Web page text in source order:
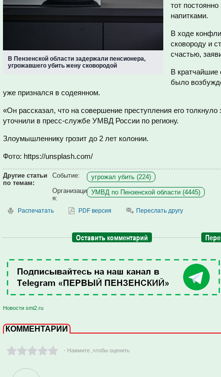
В Пензенской области задержали пенсионера,
угрожавшего убить жену сковородой
тот
напитками.
В ходе
сковороду и
счастью,
В кратчайшие
было
уже признался в содеянном.
«Он рассказал, что на совершение преступления его
уточнили в пресс-службе УМВД России по региону.
Злоумышленнику грозит до 2 лет колонии.
Фото: https://unsplash.com/
Другие статьи
по темам:
Событие:
угрожал убить (224)
Организаци
я:
УМВД по Пензенской области (4445)
Распечатать PDF версия Переслать другу
Оставить комментарий
Новости smi2.ru
КОММЕНТАРИИ
- Нажмите ,чтобы оценить